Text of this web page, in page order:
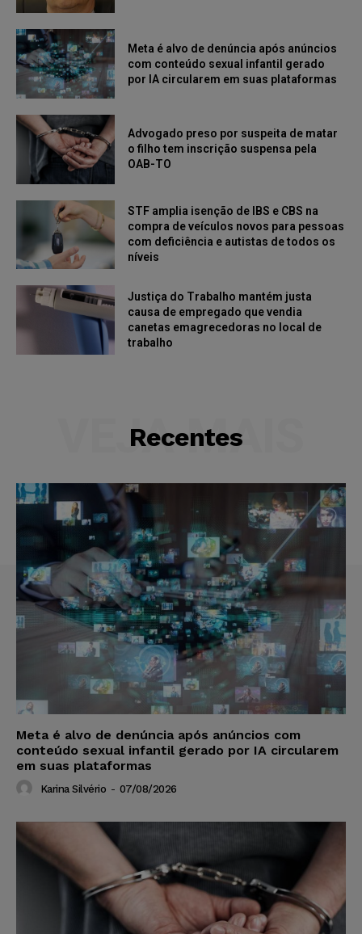
Meta é alvo de denúncia após anúncios
com conteúdo sexual infantil gerado
por IA circularem em suas plataformas
Advogado preso por suspeita de matar
o filho tem inscrição suspensa pela
OAB-TO
STF amplia isenção de IBS e CBS na
compra de veículos novos para pessoas
com deficiência e autistas de todos os
níveis
Justiça do Trabalho mantém justa
causa de empregado que vendia
canetas emagrecedoras no local de
trabalho
Recentes
VEJA MAIS
Meta é alvo de denúncia após anúncios com
conteúdo sexual infantil gerado por IA circularem
em suas plataformas
Karina Silvério - 07/08/2026